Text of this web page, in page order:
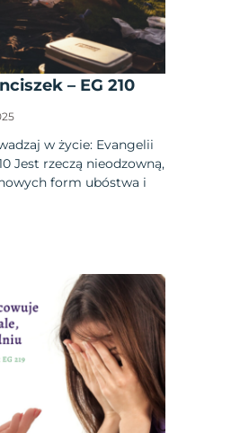
– EG 210
w życie: Evangelii
Jest rzeczą nieodzowną,
form ubóstwa i